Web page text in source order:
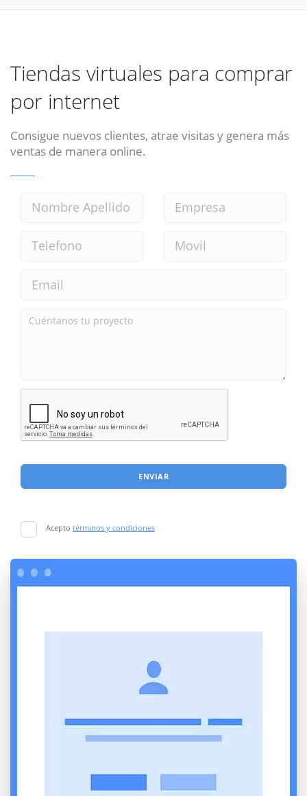
Tiendas virtuales para comprar
por internet
Consigue nuevos clientes, atrae visitas y genera más
ventas de manera online.
ENVIAR
Acepto términos y condiciones